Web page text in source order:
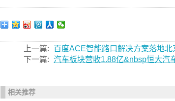
上一篇:
百度ACE智能路口解决方案落地北
下一篇: 汽车板块营收1.88亿&nbsp恒大汽
相关推荐